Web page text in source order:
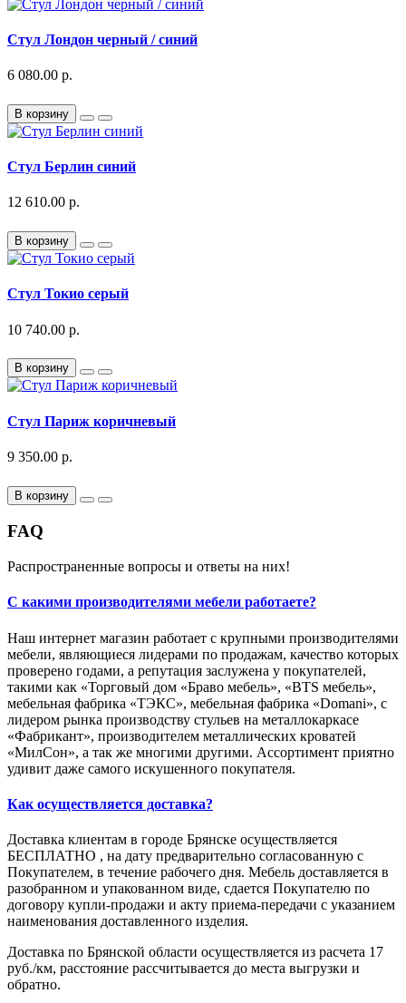
Стул Лондон черный / синий
6 080.00 р.
В корзину
Стул Берлин синий
12 610.00 р.
В корзину
Стул Токио серый
10 740.00 р.
В корзину
Стул Париж коричневый
9 350.00 р.
В корзину
FAQ
Распространенные вопросы и ответы на них!
С какими производителями мебели работаете?
Наш интернет магазин работает с крупными производителями
мебели, являющиеся лидерами по продажам, качество которых
проверено годами, а репутация заслужена у покупателей,
такими как «Торговый дом «Браво мебель», «BTS мебель»,
мебельная фабрика «ТЭКС», мебельная фабрика «Domani», с
лидером рынка производству стульев на металлокаркасе
«Фабрикант», производителем металлических кроватей
«МилСон», а так же многими другими. Ассортимент приятно
удивит даже самого искушенного покупателя.
Как осуществляется доставка?
Доставка клиентам в городе Брянске осуществляется
БЕСПЛАТНО , на дату предварительно согласованную с
Покупателем, в течение рабочего дня. Мебель доставляется в
разобранном и упакованном виде, сдается Покупателю по
договору купли-продажи и акту приема-передачи с указанием
наименования доставленного изделия.
Доставка по Брянской области осуществляется из расчета 17
руб./км, расстояние рассчитывается до места выгрузки и
обратно.